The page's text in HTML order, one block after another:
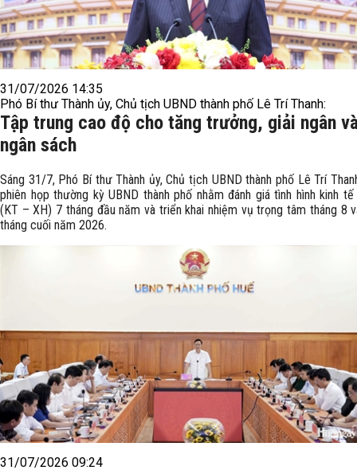
31/07/2026 14:35
Phó Bí thư Thành ủy, Chủ tịch UBND thành phố Lê Trí Thanh:
Tập trung cao độ cho tăng trưởng, giải ngân
ngân sách
Sáng 31/7, Phó Bí thư Thành ủy, Chủ tịch UBND thành phố Lê Trí
phiên họp thường kỳ UBND thành phố nhằm đánh giá tình hình kinh
(KT – XH) 7 tháng đầu năm và triển khai nhiệm vụ trọng tâm tháng 8
tháng cuối năm 2026.
31/07/2026 09:24